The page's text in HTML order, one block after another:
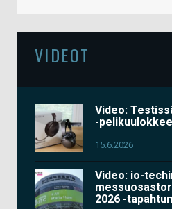
VIDEOT
Video:
-
15.6.2026
Video: io-
2026 -